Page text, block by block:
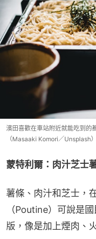
濱田喜歡在車站附近就能吃到的
（Masaaki Komori／Unsplash）
蒙特利爾：肉汁芝士
薯條、肉汁和芝士，
（Poutine）可說是
版，像是加上煙肉、